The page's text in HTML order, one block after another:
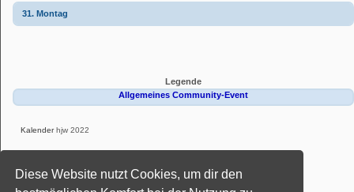
Diese Website nutzt Cookies, um dir den
31. Montag
Legende
Allgemeines Community-Event
Kalenderhjw 2022
Deutsche Übersetzung durch phpBB.de